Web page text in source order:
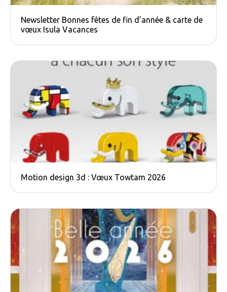
Newsletter Bonnes fêtes de fin d’année & carte de
vœux Isula Vacances
Motion design 3d : Vœux Towtam 2026